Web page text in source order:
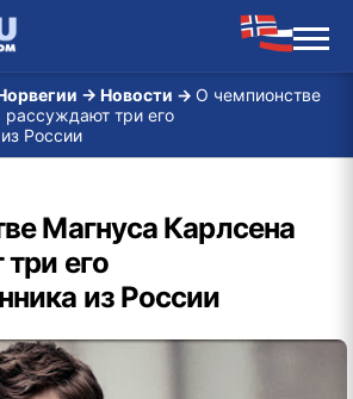
→ Новости → О чемпионстве
рассуждают три его
России
Магнуса Карлсена
его
из России